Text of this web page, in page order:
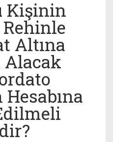
Kişinin
Altına
Alacak
Hesabına